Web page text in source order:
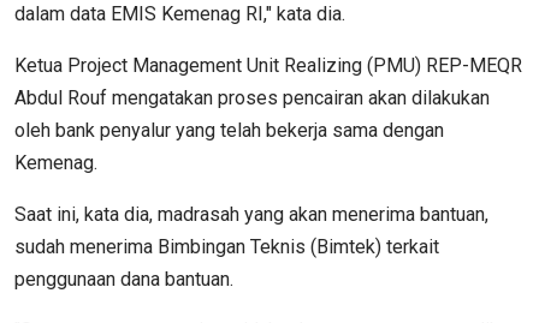
dalam data EMIS Kemenag RI," kata dia.
Ketua Project Management Unit Realizing (PMU) REP-MEQR
Abdul Rouf mengatakan proses pencairan akan dilakukan
oleh bank penyalur yang telah bekerja sama dengan
Kemenag.
Saat ini, kata dia, madrasah yang akan menerima bantuan,
sudah menerima Bimbingan Teknis (Bimtek) terkait
penggunaan dana bantuan.